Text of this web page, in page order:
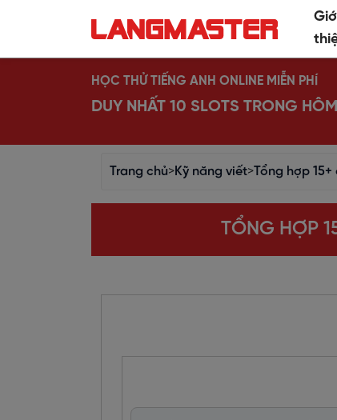
HỌC THỬ TIẾNG ANH ONLINE MIỄN PHÍ
DUY NHẤT 10 SLOTS TRONG
Trang chủ>Kỹ năng viết>Tổng hợp
TỔNG HỢP